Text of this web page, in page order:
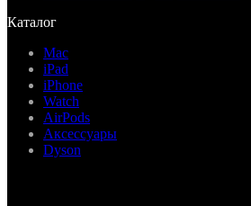
Каталог
Mac
iPad
iPhone
Watch
AirPods
Аксессуары
Dyson